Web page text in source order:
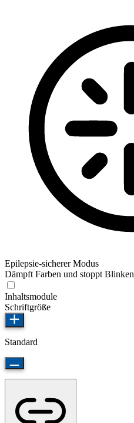
Epilepsie-sicherer Modus
Dämpft Farben und stoppt Blinken
Inhaltsmodule
Schriftgröße
Standard